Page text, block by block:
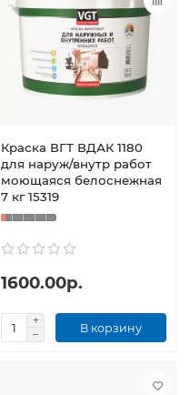
Краска ВГТ ВДАК 1180
для наруж/внутр работ
моющаяся белоснежная
7 кг 15319
1600.00р.
В корзину